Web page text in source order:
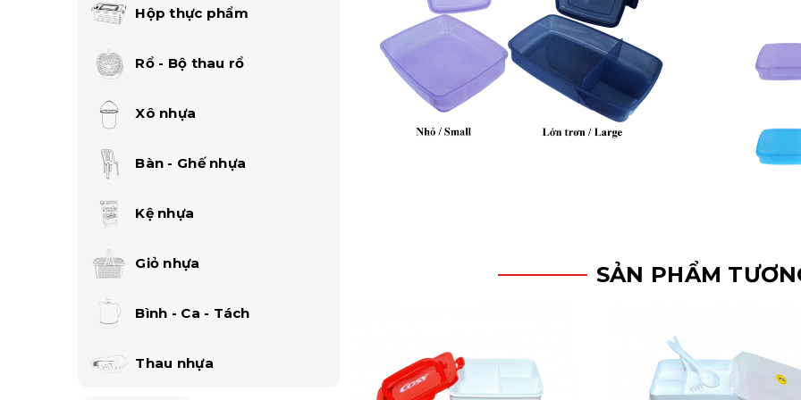
Hộp thực phẩm
Rổ - Bộ thau rổ
Xô nhựa
Bàn - Ghế nhựa
Kệ nhựa
Giỏ nhựa
Bình - Ca - Tách
Thau nhựa
SẢN PHẨM